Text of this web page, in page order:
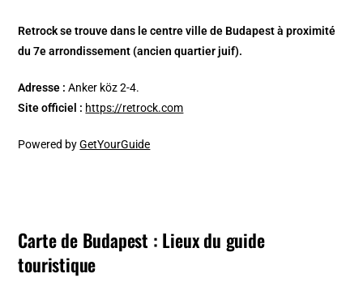
Retrock se trouve dans le centre ville de Budapest à proximité
du 7e arrondissement (ancien quartier juif).
Adresse :Anker köz 2-4.
Site officiel : https://retrock.com
Powered byGetYourGuide
Carte de Budapest : Lieux du guide
touristique